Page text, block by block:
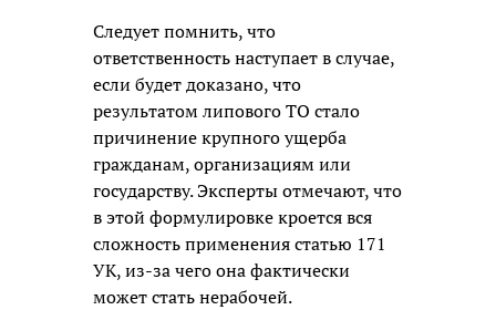
Следует помнить, что
ответственность наступает в случае,
если будет доказано, что
результатом липового ТО стало
причинение крупного ущерба
гражданам, организациям или
государству. Эксперты отмечают, что
в этой формулировке кроется вся
сложность применения статью 171
УК, из-за чего она фактически
может стать нерабочей.